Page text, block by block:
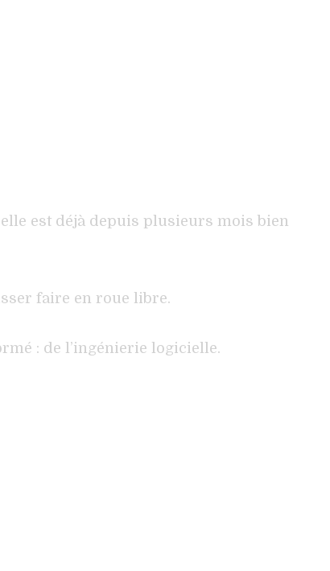
est déjà depuis plusieurs mois bien
faire en roue libre.
: de l’ingénierie logicielle.